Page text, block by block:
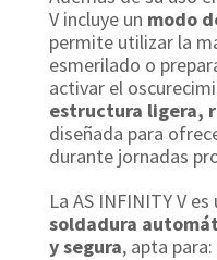
V incluye un modo
permite utilizar la
esmerilado o
activar el
estructura ligera,
diseñada para
durante jornadas
La AS INFINITY V es
soldadura
y segura, apta para: